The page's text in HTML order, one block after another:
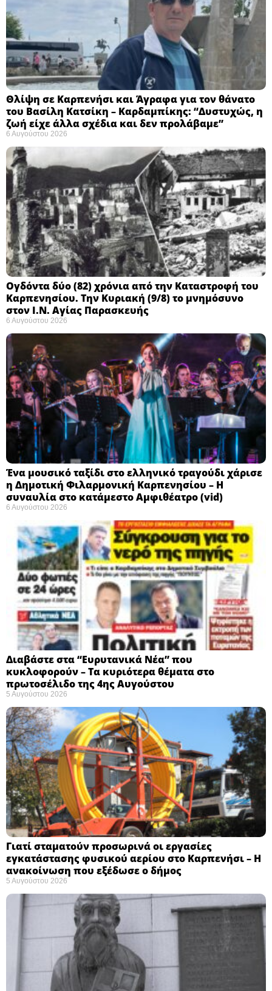
Θλίψη σε Καρπενήσι και Άγραφα για τον θάνατο
του Βασίλη Κατσίκη – Καρδαμπίκης: “Δυστυχώς, η
ζωή είχε άλλα σχέδια και δεν προλάβαμε”
6 Αυγούστου 2026
Ογδόντα δύο (82) χρόνια από την Καταστροφή του
Καρπενησίου. Την Κυριακή (9/8) το μνημόσυνο
στον Ι.Ν. Αγίας Παρασκευής
6 Αυγούστου 2026
Ένα μουσικό ταξίδι στο ελληνικό τραγούδι χάρισε
η Δημοτική Φιλαρμονική Καρπενησίου – Η
συναυλία στο κατάμεστο Αμφιθέατρο (vid)
6 Αυγούστου 2026
Διαβάστε στα “Ευρυτανικά Νέα” που
κυκλοφορούν – Τα κυριότερα θέματα στο
πρωτοσέλιδο της 4ης Αυγούστου
5 Αυγούστου 2026
Γιατί σταματούν προσωρινά οι εργασίες
εγκατάστασης φυσικού αερίου στο Καρπενήσι – Η
ανακοίνωση που εξέδωσε ο δήμος
5 Αυγούστου 2026